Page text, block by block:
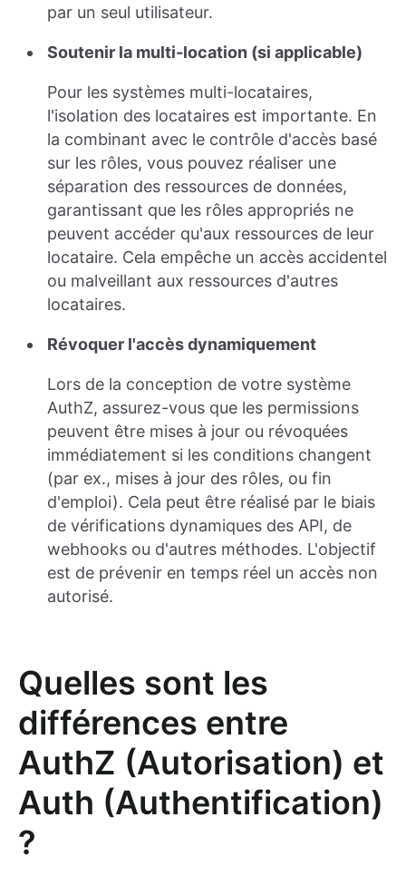
par un seul utilisateur.
Soutenir la multi-location (si applicable)
Pour les systèmes multi-locataires,
l'isolation des locataires est importante. En
la combinant avec le contrôle d'accès basé
sur les rôles, vous pouvez réaliser une
séparation des ressources de données,
garantissant que les rôles appropriés ne
peuvent accéder qu'aux ressources de leur
locataire. Cela empêche un accès accidentel
ou malveillant aux ressources d'autres
locataires.
Révoquer l'accès dynamiquement
Lors de la conception de votre système
AuthZ, assurez-vous que les permissions
peuvent être mises à jour ou révoquées
immédiatement si les conditions changent
(par ex., mises à jour des rôles, ou fin
d'emploi). Cela peut être réalisé par le biais
de vérifications dynamiques des API, de
webhooks ou d'autres méthodes. L'objectif
est de prévenir en temps réel un accès non
autorisé.
Quelles sont les
différences entre
AuthZ (Autorisation) et
Auth (Authentification)
?